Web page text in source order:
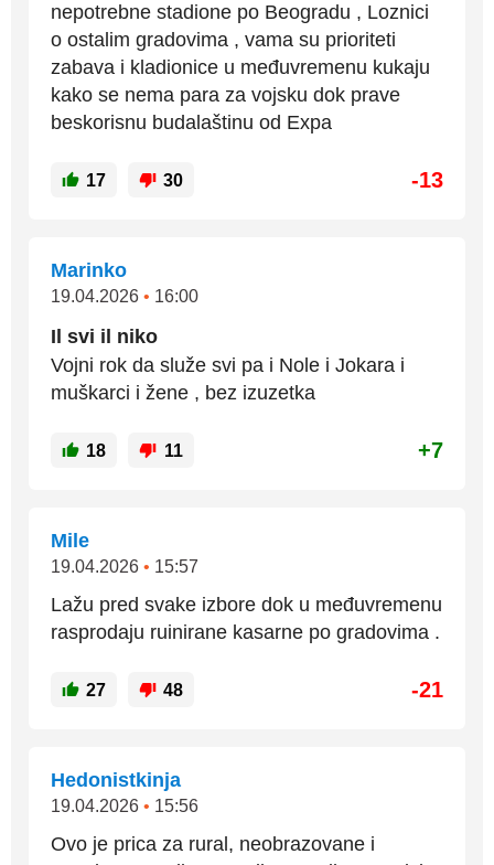
nepotrebne stadione po Beogradu , Loznici
o ostalim gradovima , vama su prioriteti
zabava i kladionice u međuvremenu kukaju
kako se nema para za vojsku dok prave
beskorisnu budalaštinu od Expa
17 30 -13
Marinko
19.04.2026 • 16:00
Il svi il niko
Vojni rok da služe svi pa i Nole i Jokara i
muškarci i žene , bez izuzetka
18 11 +7
Mile
19.04.2026 • 15:57
Lažu pred svake izbore dok u međuvremenu
rasprodaju ruinirane kasarne po gradovima .
27 48 -21
Hedonistkinja
19.04.2026 • 15:56
Ovo je prica za rural, neobrazovane i